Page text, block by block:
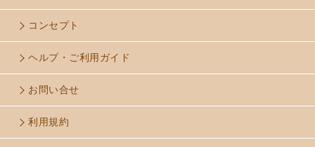
コンセプト
ヘルプ・ご利用ガイド
お問い合せ
利用規約